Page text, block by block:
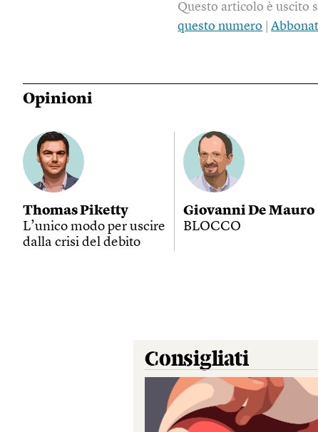
Questo articolo è uscito
questo numero |
Opinioni
Thomas Piketty
L’unico modo per uscire
dalla crisi del debito
Giovanni De Mauro
BLOCCO
Consigliati